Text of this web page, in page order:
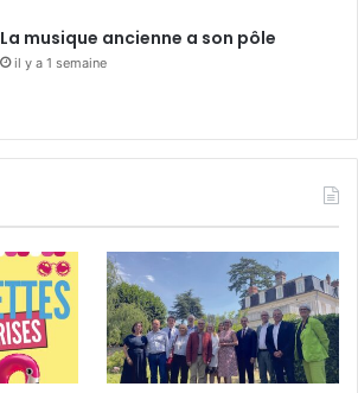
La musique ancienne a son pôle
il y a 1 semaine